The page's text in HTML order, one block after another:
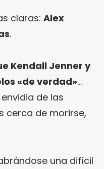
claras: Alex
.
Kendall Jenner y
«de verdad»…
de las
cerca de morirse,
una difícil